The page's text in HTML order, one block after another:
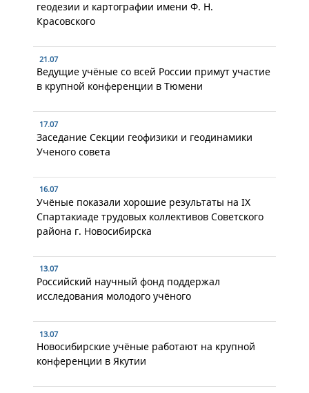
геодезии и картографии имени Ф. Н.
Красовского
21.07
Ведущие учёные со всей России примут участие
в крупной конференции в Тюмени
17.07
Заседание Секции геофизики и геодинамики
Ученого совета
16.07
Учёные показали хорошие результаты на IX
Спартакиаде трудовых коллективов Советского
района г. Новосибирска
13.07
Российский научный фонд поддержал
исследования молодого учёного
13.07
Новосибирские учёные работают на крупной
конференции в Якутии